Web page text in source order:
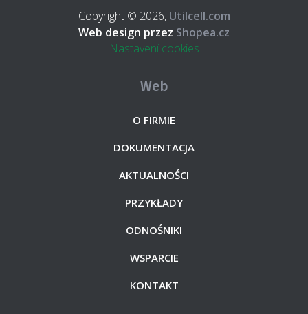
Copyright © 2026, Utilcell.com
Web design przez Shopea.cz
Nastavení cookies
Web
O FIRMIE
DOKUMENTACJA
AKTUALNOŚCI
PRZYKŁADY
ODNOŚNIKI
WSPARCIE
KONTAKT